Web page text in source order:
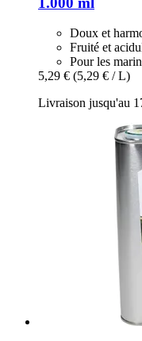
Doux et
Fruité et
Pour les
5,29 € (5,29 € / L)
Livraison jusqu'au